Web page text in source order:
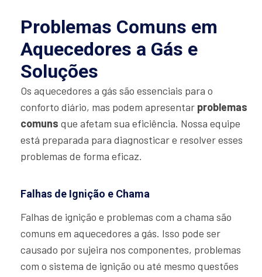
Problemas Comuns em
Aquecedores a Gás e
Soluções
Os aquecedores a gás são essenciais para o
conforto diário, mas podem apresentar problemas
comuns que afetam sua eficiência. Nossa equipe
está preparada para diagnosticar e resolver esses
problemas de forma eficaz.
Falhas de Ignição e Chama
Falhas de ignição e problemas com a chama são
comuns em aquecedores a gás. Isso pode ser
causado por sujeira nos componentes, problemas
com o sistema de ignição ou até mesmo questões